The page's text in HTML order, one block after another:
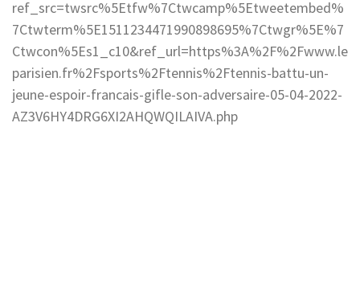
ref_src=twsrc%5Etfw%7Ctwcamp%5Etweetembed%
7Ctwterm%5E1511234471990898695%7Ctwgr%5E%7
Ctwcon%5Es1_c10&ref_url=https%3A%2F%2Fwww.le
parisien.fr%2Fsports%2Ftennis%2Ftennis-battu-un-
jeune-espoir-francais-gifle-son-adversaire-05-04-2022-
AZ3V6HY4DRG6XI2AHQWQILAIVA.php